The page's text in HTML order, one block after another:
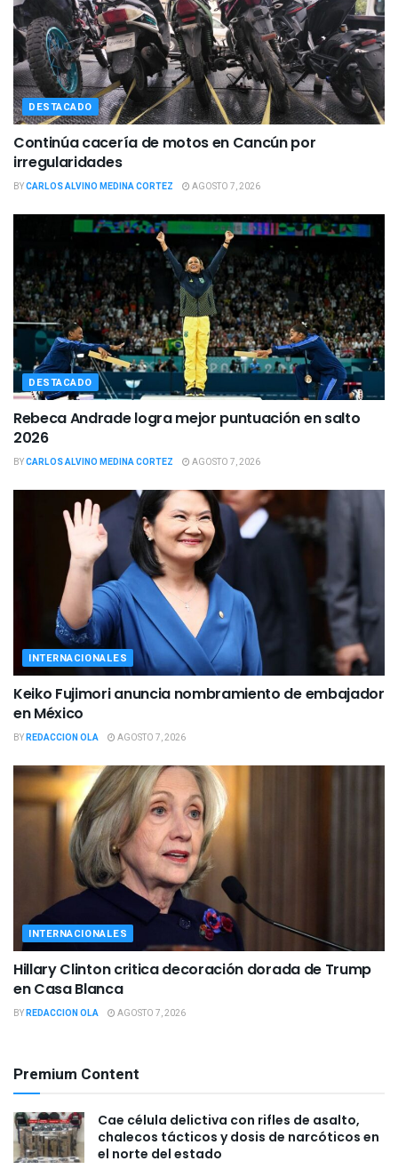
DESTACADO
Continúa cacería de motos en Cancún por
irregularidades
BYCARLOS ALVINO MEDINA CORTEZ AGOSTO 7, 2026
DESTACADO
Rebeca Andrade logra mejor puntuación en salto
2026
BYCARLOS ALVINO MEDINA CORTEZ AGOSTO 7, 2026
INTERNACIONALES
Keiko Fujimori anuncia nombramiento de embajador
en México
BYREDACCION OLA AGOSTO 7, 2026
INTERNACIONALES
Hillary Clinton critica decoración dorada de Trump
en Casa Blanca
BYREDACCION OLA AGOSTO 7, 2026
Premium Content
Cae célula delictiva con rifles de asalto,
chalecos tácticos y dosis de narcóticos en
el norte del estado